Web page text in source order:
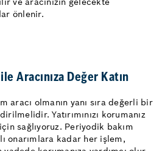
önlenir.
Aracınıza Değer Katın
aracı olmanın yanı sıra değerli bir
Yatırımınızı korumanız
sağlıyoruz. Periyodik bakım
onarımlara kadar her işlem,